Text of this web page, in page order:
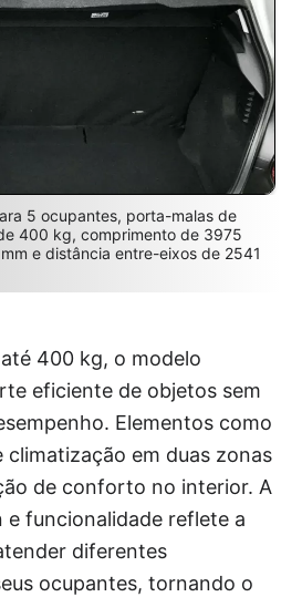
5 ocupantes, porta-malas de
400 kg, comprimento de 3975
e distância entre-eixos de 2541
400 kg, o modelo
eficiente de objetos sem
Elementos como
em duas zonas
de conforto no interior. A
e funcionalidade reflete a
diferentes
ocupantes, tornando o